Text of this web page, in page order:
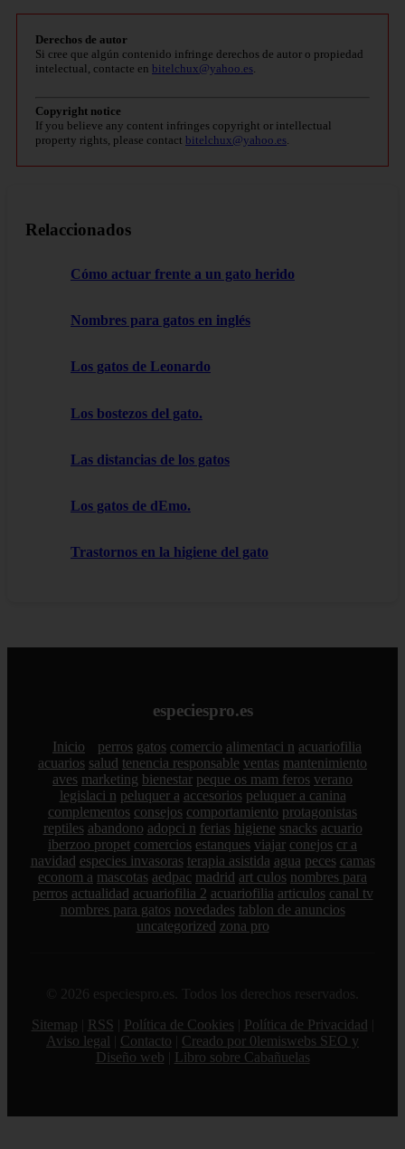
Derechos de autor
Si cree que algún contenido infringe derechos de autor o propiedad
intelectual, contacte en bitelchux@yahoo.es.
Copyright notice
If you believe any content infringes copyright or intellectual
property rights, please contact bitelchux@yahoo.es.
Relaccionados
Cómo actuar frente a un gato herido
Nombres para gatos en inglés
Los gatos de Leonardo
Los bostezos del gato.
Las distancias de los gatos
Los gatos de dEmo.
Trastornos en la higiene del gato
especiespro.es
Inicio perros gatos comercio alimentaci n acuariofilia
acuarios salud tenencia responsable ventas mantenimiento
aves marketing bienestar peque os mam feros verano
legislaci n peluquer a accesorios peluquer a canina
complementos consejos comportamiento protagonistas
reptiles abandono adopci n ferias higiene snacks acuario
iberzoo propet comercios estanques viajar conejos cr a
navidad especies invasoras terapia asistida agua peces camas
econom a mascotas aedpac madrid art culos nombres para
perros actualidad acuariofilia 2 acuariofilia articulos canal tv
nombres para gatos novedades tablon de anuncios
uncategorized zona pro
© 2026 especiespro.es. Todos los derechos reservados.
Sitemap
RSS Política de Cookies Política de Privacidad
Aviso legal
Contacto
Creado por 0lemiswebs SEO y
Diseño web
Libro sobre Cabañuelas